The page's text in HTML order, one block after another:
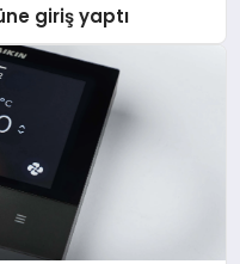
giriş yaptı